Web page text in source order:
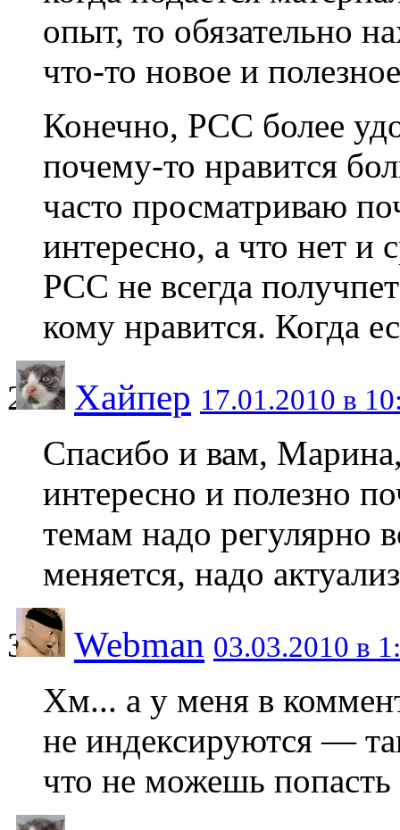
опыт, то обязательно
что-то новое и
Конечно, РСС более
почему-то нравится
часто просматриваю
интересно, а что нет и
РСС не всегда
кому нравится. Когда
Хайпер 17.01.2010 в
Спасибо и вам,
интересно и полезно
темам надо регулярно
меняется, надо
Webman 03.03.2010 в
Хм... а у меня в
не индексируются —
что не можешь попасть